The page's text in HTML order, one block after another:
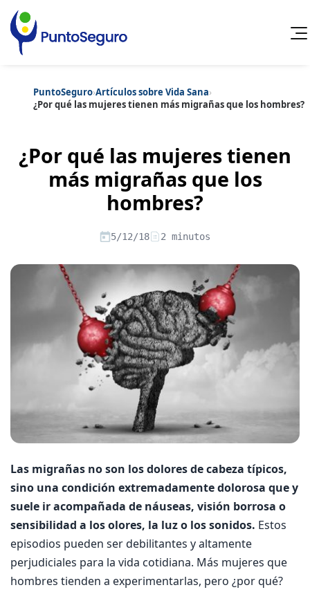
Cancelar
Artículos sobre Vida SanaArtículos sobre Seguros de Vida
Artículos sobre Otros Seguros
Artículos sobre Seguros de Auto
Artículos sobre Seguros de Hogar
Artículos sobre Seguros de Salud Contenido extra
Artículos sobre Educación Financiera
Artículos sobre Seguros de Decesos
Artículos sobre la Jubilación
PuntoSeguro›Artículos sobre Vida Sana›
¿Por qué las mujeres tienen más migrañas que los hombres?
¿Por qué las mujeres tienen
más migrañas que los
hombres?
5/12/18 2 minutos
Las migrañas no son los dolores de cabeza típicos,
sino una condición extremadamente dolorosa que y
suele ir acompañada de náuseas, visión borrosa o
sensibilidad a los olores, la luz o los sonidos. Estos
episodios pueden ser debilitantes y altamente
perjudiciales para la vida cotidiana. Más mujeres que
hombres tienden a experimentarlas, pero ¿por qué?